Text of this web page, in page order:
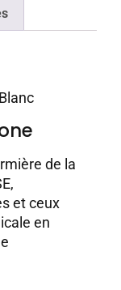
de la
et ceux
en